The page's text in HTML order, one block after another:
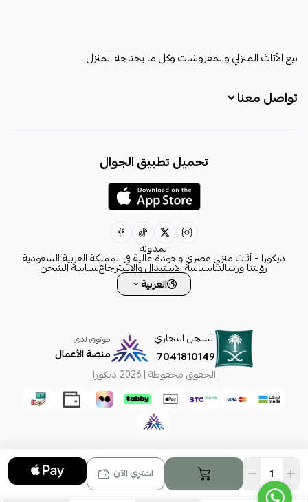
اشتري الآن
ديكورا
بيع الأثاث المنزلي والمفروشات وكل ما يحتاجه المنزل
تواصل معنا
decora6586@gmail.com
تحميل تطبيق الجوال
المدونة
ديكورا - أثاث منزلي عصري وجودة عالية في المملكة العربية السعودية
رؤيتنا ورسالتناسياسة الإستبدال والإسترجاعسياسة الشحن
العربية
السجل التجاري
7041810149
موثوق لدى
منصة الأعمال
الحقوق محفوظة | 2026
ديكورا